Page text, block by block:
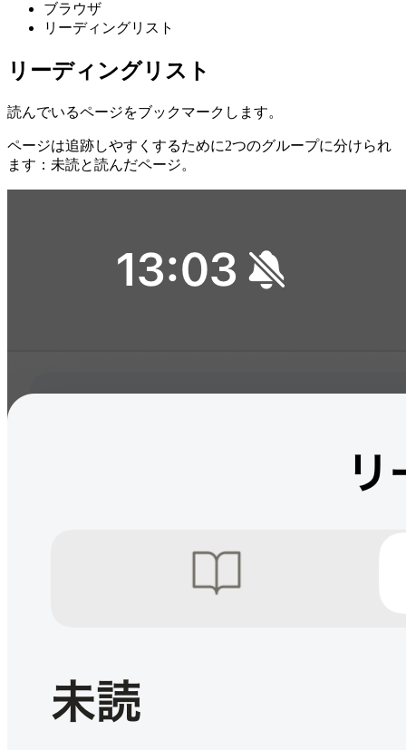
ブラウザ
リーディングリスト
リーディングリスト
読んでいるページをブックマークします。
ページは追跡しやすくするために2つのグループに分けられ
ます：未読と読んだページ。